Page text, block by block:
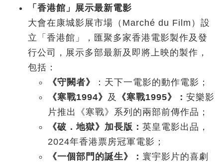
「香港館」展示最新電影
大會在康城影展市場（Marché du Film）設
立「香港館」，匯聚多家香港電影製作及發
行公司，展示多部最新及即將上映的製作，
包括：
《守闕者》
：天下一電影的動作電影；
《寒戰1994》 及 《寒戰1995》： 安樂影
片推出《寒戰》系列的兩部前傳作品；
《破．地獄》加長版： 英皇電影出品，
2024年香港票房冠軍電影；
《一個部門的誕生》： 寰宇影片的喜劇